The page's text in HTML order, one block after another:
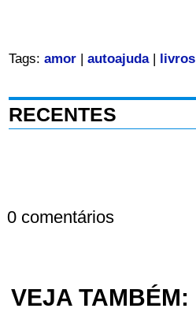
Tags: amor| autoajuda| livros
RECENTES
0 comentários
VEJA TAMBÉM: